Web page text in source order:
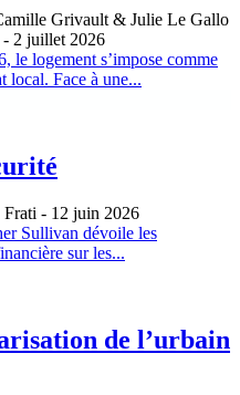
Grivault & Julie Le Gallo
- 2 juillet 2026
le logement s’impose comme
local. Face à une...
- 12 juin 2026
Sullivan dévoile les
sur les...
de l’urbain